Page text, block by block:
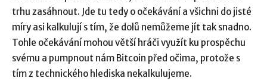
trhu zasáhnout. Jde tu tedy o očekávání a všichni do jisté
míry asi kalkulují s tím, že dolů nemůžeme jít tak snadno.
Tohle očekávání mohou větší hráči využít ku prospěchu
svému a pumpnout nám Bitcoin před očima, protože s
tím z technického hlediska nekalkulujeme.